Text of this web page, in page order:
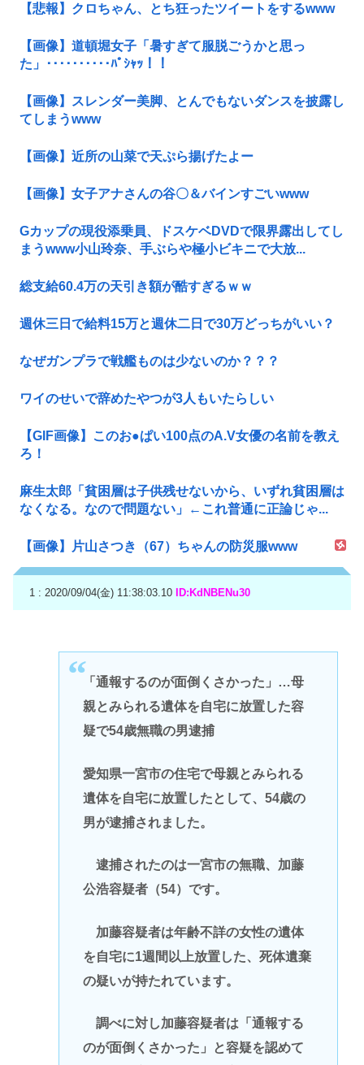
【悲報】クロちゃん、とち狂ったツイートをするwww
【画像】道頓堀女子「暑すぎて服脱ごうかと思っ
た」･･････････ﾊﾟｼｬｯ！！
【画像】スレンダー美脚、とんでもないダンスを披露し
てしまうwww
【画像】近所の山菜で天ぷら揚げたよー
【画像】女子アナさんの谷〇＆バインすごいwww
Gカップの現役添乗員、ドスケベDVDで限界露出してし
まうwww小山玲奈、手ぶらや極小ビキニで大放...
総支給60.4万の天引き額が酷すぎるｗｗ
週休三日で給料15万と週休二日で30万どっちがいい？
なぜガンプラで戦艦ものは少ないのか？？？
ワイのせいで辞めたやつが3人もいたらしい
【GIF画像】このお●ぱい100点のA.V女優の名前を教え
ろ！
麻生太郎「貧困層は子供残せないから、いずれ貧困層は
なくなる。なので問題ない」←これ普通に正論じゃ...
【画像】片山さつき（67）ちゃんの防災服www
1 : 2020/09/04(金) 11:38:03.10 ID:KdNBENu30
「通報するのが面倒くさかった」…母
親とみられる遺体を自宅に放置した容
疑で54歳無職の男逮捕
愛知県一宮市の住宅で母親とみられる
遺体を自宅に放置したとして、54歳の
男が逮捕されました。
逮捕されたのは一宮市の無職、加藤
公浩容疑者（54）です。
加藤容疑者は年齢不詳の女性の遺体
を自宅に1週間以上放置した、死体遺棄
の疑いが持たれています。
調べに対し加藤容疑者は「通報する
のが面倒くさかった」と容疑を認めて